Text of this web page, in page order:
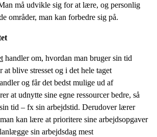
må udvikle sig for at lære, og personlig
områder, man kan forbedre sig på.
handler om, hvordan man bruger sin tid
at blive stresset og i det hele taget
og får det bedst mulige ud af
at udnytte sine egne ressourcer bedre, så
tid – fx sin arbejdstid. Derudover lærer
kan lære at prioritere sine arbejdsopgaver
sin arbejdsdag mest